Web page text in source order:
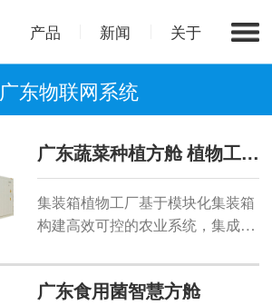
产品 新闻 关于
广东物联网系统
广东蔬菜种植方舱 植物工厂集装箱
集装箱植物工厂基于模块化集装箱
构建高效可控的农业系统，集成智
层立体栽培、水培 气雾栽培及全
光谱LED补光技术，实现环境调控
广东食用菌智慧方舱